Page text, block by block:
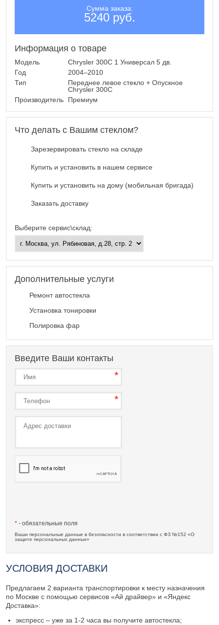
Сумма заказа:
5240 руб.
Информация о товаре
Модель
Chrysler 300C 1 Универсал 5 дв.
Год
2004–2010
Тип
Переднее левое стекло + Опускное
Chrysler 300C
Производитель
Премиум
Что делать с Вашим стеклом?
Зарезервировать стекло на складе
Купить и установить в нашем сервисе
Купить и установить на дому (мобильная бригада)
Заказать доставку
Выберите сервис\склад:
Дополнительные услуги
Ремонт автостекла
Установка тонировки
Полировка фар
Введите Ваши контакты
* - обязательные поля
Ваши персональные данные в безопасности в соответствии с ФЗ №152 «О
защите персональных данных»
УСЛОВИЯ ДОСТАВКИ
Предлагаем 2 варианта транспортировки к месту назначения
по Москве с помощью сервисов «Ай драйвер» и «Яндекс
Доставка»:
экспресс – уже за 1-2 часа вы получите автостекла;